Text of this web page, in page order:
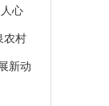
心
农村
新动